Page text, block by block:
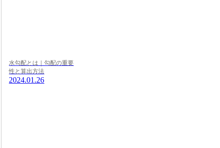
水勾配とは｜勾配の重要
性と算出方法
2024.01.26